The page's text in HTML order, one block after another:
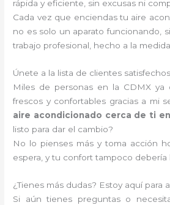
rápida y eficiente, sin excusas ni
Cada vez que enciendas tu aire
no es solo un aparato funcionando,
trabajo profesional, hecho a la
Únete a la lista de clientes satisfechos
Miles de personas en la CDMX ya
frescos y confortables gracias a mi
aire acondicionado cerca de ti
listo para dar el cambio?
No lo pienses más y toma acción
espera, y tu confort tampoco debería
¿Tienes más dudas? Estoy aquí para
Si aún tienes preguntas o